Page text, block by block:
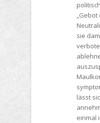
sie
lässt
einmal